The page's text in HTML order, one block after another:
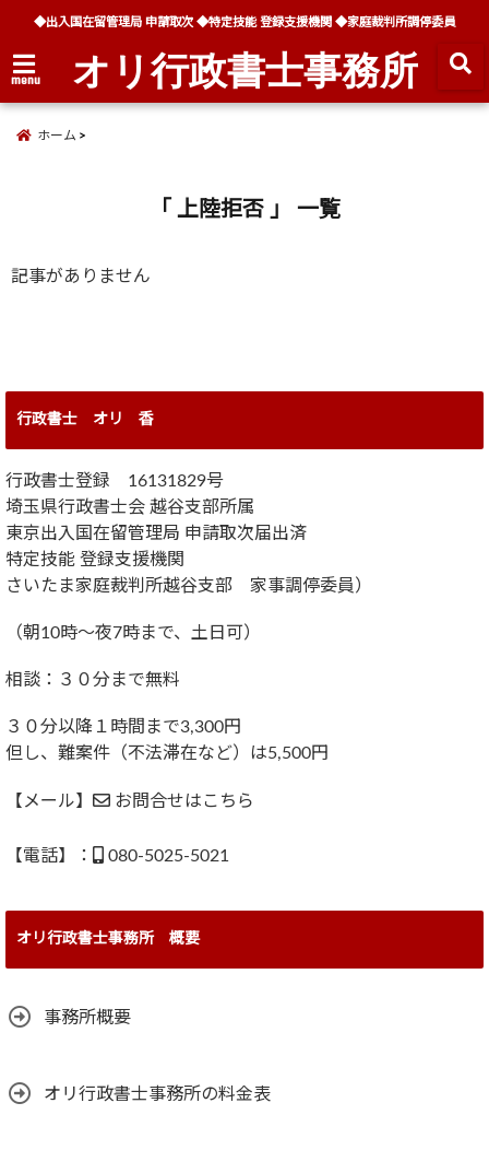
◆出入国在留管理局 申請取次 ◆特定技能 登録支援機関 ◆家庭裁判所調停委員
menu オリ行政書士事務所
ホーム
「 上陸拒否 」 一覧
記事がありません
行政書士 オリ 香
行政書士登録 16131829号
埼玉県行政書士会 越谷支部所属
東京出入国在留管理局 申請取次届出済
特定技能 登録支援機関
さいたま家庭裁判所越谷支部 家事調停委員）
（朝10時～夜7時まで、土日可）
相談：３０分まで無料
３０分以降１時間まで3,300円
但し、難案件（不法滞在など）は5,500円
【メール】 お問合せはこちら
【電話】： 080-5025-5021
オリ行政書士事務所 概要
事務所概要
オリ行政書士事務所の料金表